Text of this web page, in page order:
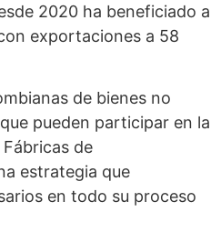
2020 ha beneficiado a
exportaciones a 58
de bienes no
pueden participar en la
de
estrategia que
en todo su proceso